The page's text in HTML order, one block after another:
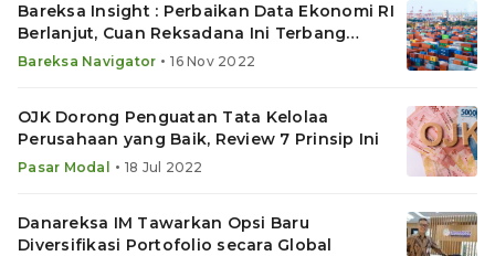
Bareksa Insight : Perbaikan Data Ekonomi RI
Berlanjut, Cuan Reksadana Ini Terbang
hingga 17%
Bareksa Navigator • 16 Nov 2022
OJK Dorong Penguatan Tata Kelolaa
Perusahaan yang Baik, Review 7 Prinsip Ini
Pasar Modal • 18 Jul 2022
Danareksa IM Tawarkan Opsi Baru
Diversifikasi Portofolio secara Global